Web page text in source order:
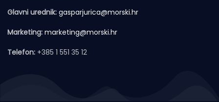
Glavni urednik: gasparjurica@morski.hr
Marketing: marketing@morski.hr
Telefon: +385 1 551 35 12